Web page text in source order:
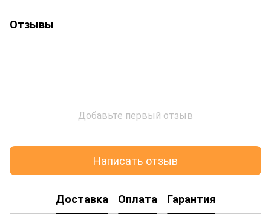
Отзывы
Добавьте первый отзыв
Написать отзыв
Доставка Оплата Гарантия